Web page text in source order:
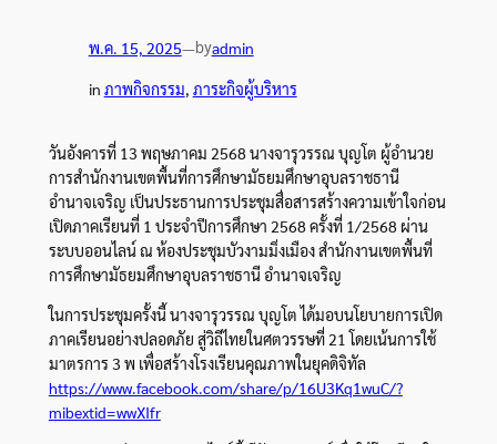
พ.ค. 15, 2025—byadmin
in ภาพกิจกรรม ภาระกิจผู้บริหาร
วันอังคารที่ 13 พฤษภาคม 2568 นางจารุวรรณ บุญโต ผู้อำนวย
การสำนักงานเขตพื้นที่การศึกษามัธยมศึกษาอุบลราชธานี
อำนาจเจริญ เป็นประธานการประชุมสื่อสารสร้างความเข้าใจก่อน
เปิดภาคเรียนที่ 1 ประจำปีการศึกษา 2568 ครั้งที่ 1/2568 ผ่าน
ระบบออนไลน์ ณ ห้องประชุมบัวงามมิ่งเมือง สำนักงานเขตพื้นที่
การศึกษามัธยมศึกษาอุบลราชธานี อำนาจเจริญ
ในการประชุมครั้งนี้ นางจารุวรรณ บุญโต ได้มอบนโยบายการเปิด
ภาคเรียนอย่างปลอดภัย สู่วิถีไทยในศตวรรษที่ 21 โดยเน้นการใช้
มาตรการ 3 พ เพื่อสร้างโรงเรียนคุณภาพในยุคดิจิทัล
https://www.facebook.com/share/p/16U3Kq1wuC/?
mibextid=wwXIfr